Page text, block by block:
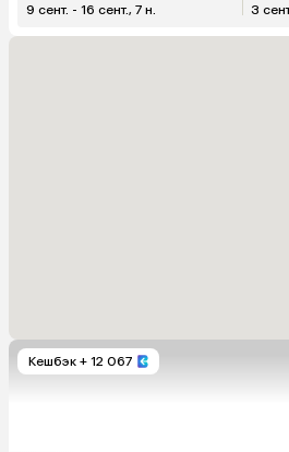
9 сент. - 16 сент., 7 н. 3
Кешбэк + 12 067